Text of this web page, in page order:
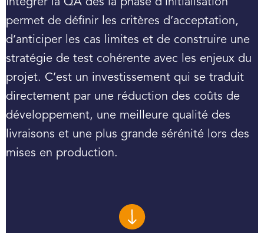
Intégrer la QA dès la phase d’initialisation
permet de définir les critères d’acceptation,
d’anticiper les cas limites et de construire une
stratégie de test cohérente avec les enjeux du
projet. C’est un investissement qui se traduit
directement par une réduction des coûts de
développement, une meilleure qualité des
livraisons et une plus grande sérénité lors des
mises en production.